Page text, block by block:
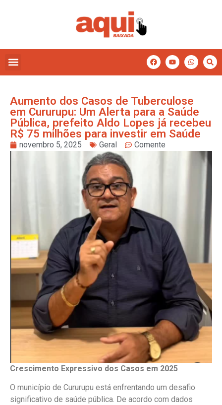
Aumento dos Casos de Tuberculose
em Cururupu: Um Alerta para a Saúde
Pública, prefeito Aldo Lopes já recebeu
R$ 75 milhões para investir em Saúde
novembro 5, 2025 Geral Comente
Crescimento Expressivo dos Casos em 2025
O município de Cururupu está enfrentando um desafio
significativo de saúde pública. De acordo com dados